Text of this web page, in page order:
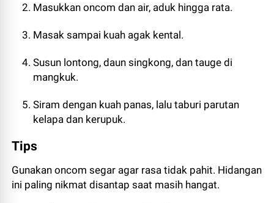
Masukkan oncom dan air, aduk hingga rata.
Masak sampai kuah agak kental.
Susun lontong, daun singkong, dan tauge di
mangkuk.
Siram dengan kuah panas, lalu taburi parutan
kelapa dan kerupuk.
Tips
Gunakan oncom segar agar rasa tidak pahit. Hidangan
ini paling nikmat disantap saat masih hangat.